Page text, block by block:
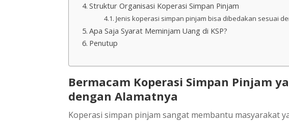
Struktur Organisasi Koperasi Simpan Pinjam
Jenis koperasi simpan pinjam bisa dibedakan sesuai
Apa Saja Syarat Meminjam Uang di KSP?
Penutup
Bermacam Koperasi Simpan Pinjam
dengan Alamatnya
Koperasi simpan pinjam sangat membantu masyarakat